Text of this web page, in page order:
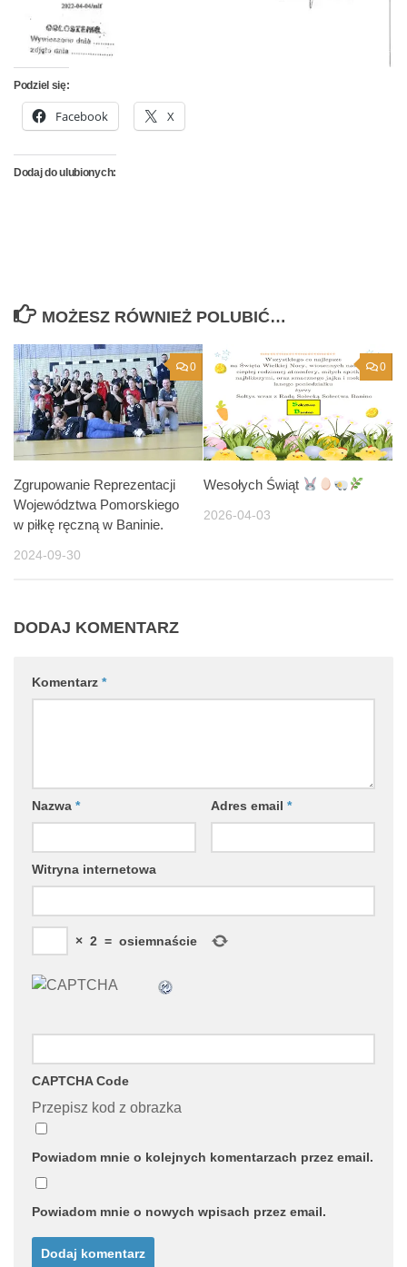
Podziel się:
Facebook X
Dodaj do ulubionych:
MOŻESZ RÓWNIEŻ POLUBIĆ…
0
Zgrupowanie Reprezentacji
Województwa Pomorskiego
w piłkę ręczną w Baninie.
2024-09-30
0
Wesołych Świąt
2026-04-03
DODAJ KOMENTARZ
Komentarz *
Nazwa * Adres email *
Witryna internetowa
× 2 = osiemnaście
CAPTCHA Code
Przepisz kod z obrazka
Powiadom mnie o kolejnych komentarzach przez email.
Powiadom mnie o nowych wpisach przez email.